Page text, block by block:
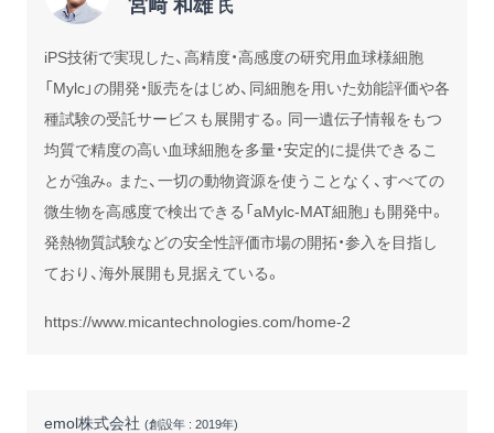
宮﨑 和雄 氏
iPS技術で実現した、高精度・高感度の研究用血球様細胞
「Mylc」の開発・販売をはじめ、同細胞を用いた効能評価や各
種試験の受託サービスも展開する。同一遺伝子情報をもつ
均質で精度の高い血球細胞を多量・安定的に提供できるこ
とが強み。また、一切の動物資源を使うことなく、すべての
微生物を高感度で検出できる「aMylc-MAT細胞」も開発中。
発熱物質試験などの安全性評価市場の開拓・参入を目指し
ており、海外展開も見据えている。
https://www.micantechnologies.com/home-2
emol株式会社 (創設年 : 2019年)